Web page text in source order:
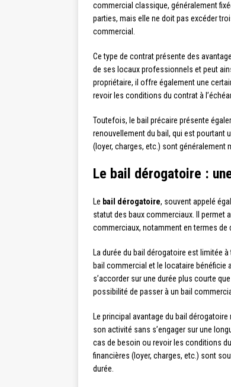
commercial classique, généralement
parties, mais elle ne doit pas excéder
commercial.
Ce type de contrat présente des
de ses locaux professionnels et peut
propriétaire, il offre également une
revoir les conditions du contrat à
Toutefois, le bail précaire présente
renouvellement du bail, qui est pourtant
(loyer, charges, etc.) sont généralement
Le bail dérogatoire :
Le bail dérogatoire, souvent appelé
statut des baux commerciaux. Il permet
commerciaux, notamment en termes de
La durée du bail dérogatoire est limitée
bail commercial et le locataire bénéficie
s’accorder sur une durée plus courte
possibilité de passer à un bail
Le principal avantage du bail
son activité sans s’engager sur une
cas de besoin ou revoir les conditions
financières (loyer, charges, etc.) sont
durée.